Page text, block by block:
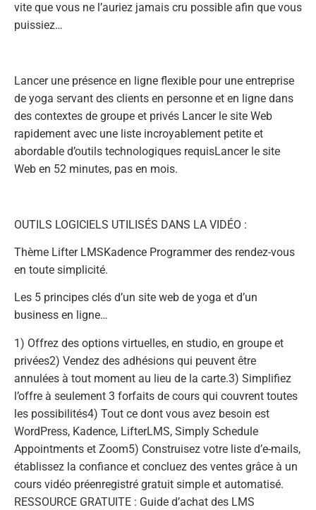
vite que vous ne l’auriez jamais cru possible afin que vous
puissiez…
Lancer une présence en ligne flexible pour une entreprise
de yoga servant des clients en personne et en ligne dans
des contextes de groupe et privés Lancer le site Web
rapidement avec une liste incroyablement petite et
abordable d’outils technologiques requisLancer le site
Web en 52 minutes, pas en mois.
OUTILS LOGICIELS UTILISÉS DANS LA VIDÉO :
Thème Lifter LMSKadence Programmer des rendez-vous
en toute simplicité.
Les 5 principes clés d’un site web de yoga et d’un
business en ligne…
1) Offrez des options virtuelles, en studio, en groupe et
privées2) Vendez des adhésions qui peuvent être
annulées à tout moment au lieu de la carte.3) Simplifiez
l’offre à seulement 3 forfaits de cours qui couvrent toutes
les possibilités4) Tout ce dont vous avez besoin est
WordPress, Kadence, LifterLMS, Simply Schedule
Appointments et Zoom5) Construisez votre liste d’e-mails,
établissez la confiance et concluez des ventes grâce à un
cours vidéo préenregistré gratuit simple et automatisé.
RESSOURCE GRATUITE : Guide d’achat des LMS